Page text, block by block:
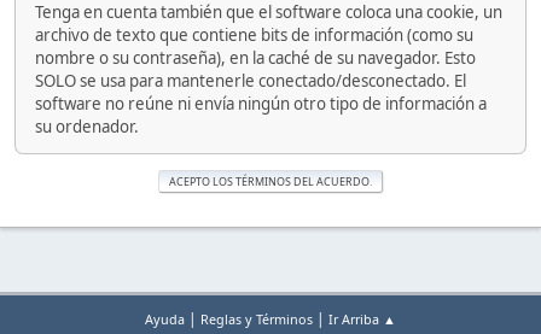
Tenga en cuenta también que el software coloca una cookie, un
archivo de texto que contiene bits de información (como su
nombre o su contraseña), en la caché de su navegador. Esto
SOLO se usa para mantenerle conectado/desconectado. El
software no reúne ni envía ningún otro tipo de información a
su ordenador.
Ayuda | Reglas y Términos | Ir Arriba ▲